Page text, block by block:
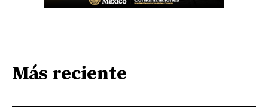
Más reciente